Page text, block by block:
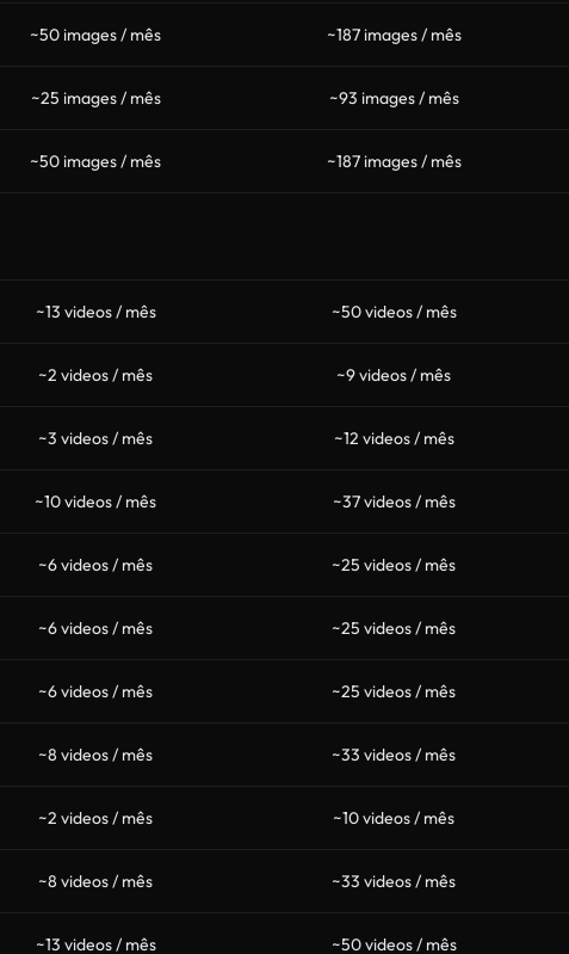
~50 images / mês ~187 images / mês
~25 images / mês ~93 images / mês
~50 images / mês ~187 images / mês
~13 videos / mês ~50 videos / mês
~2 videos / mês ~9 videos / mês
~3 videos / mês ~12 videos / mês
~10 videos / mês ~37 videos / mês
~6 videos / mês ~25 videos / mês
~6 videos / mês ~25 videos / mês
~6 videos / mês ~25 videos / mês
~8 videos / mês ~33 videos / mês
~2 videos / mês ~10 videos / mês
~8 videos / mês ~33 videos / mês
~13 videos / mês ~50 videos / mês